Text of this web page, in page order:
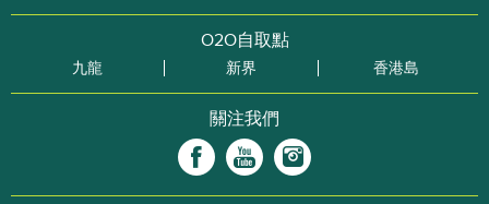
O2O自取點
九龍 新界 香港島
關注我們